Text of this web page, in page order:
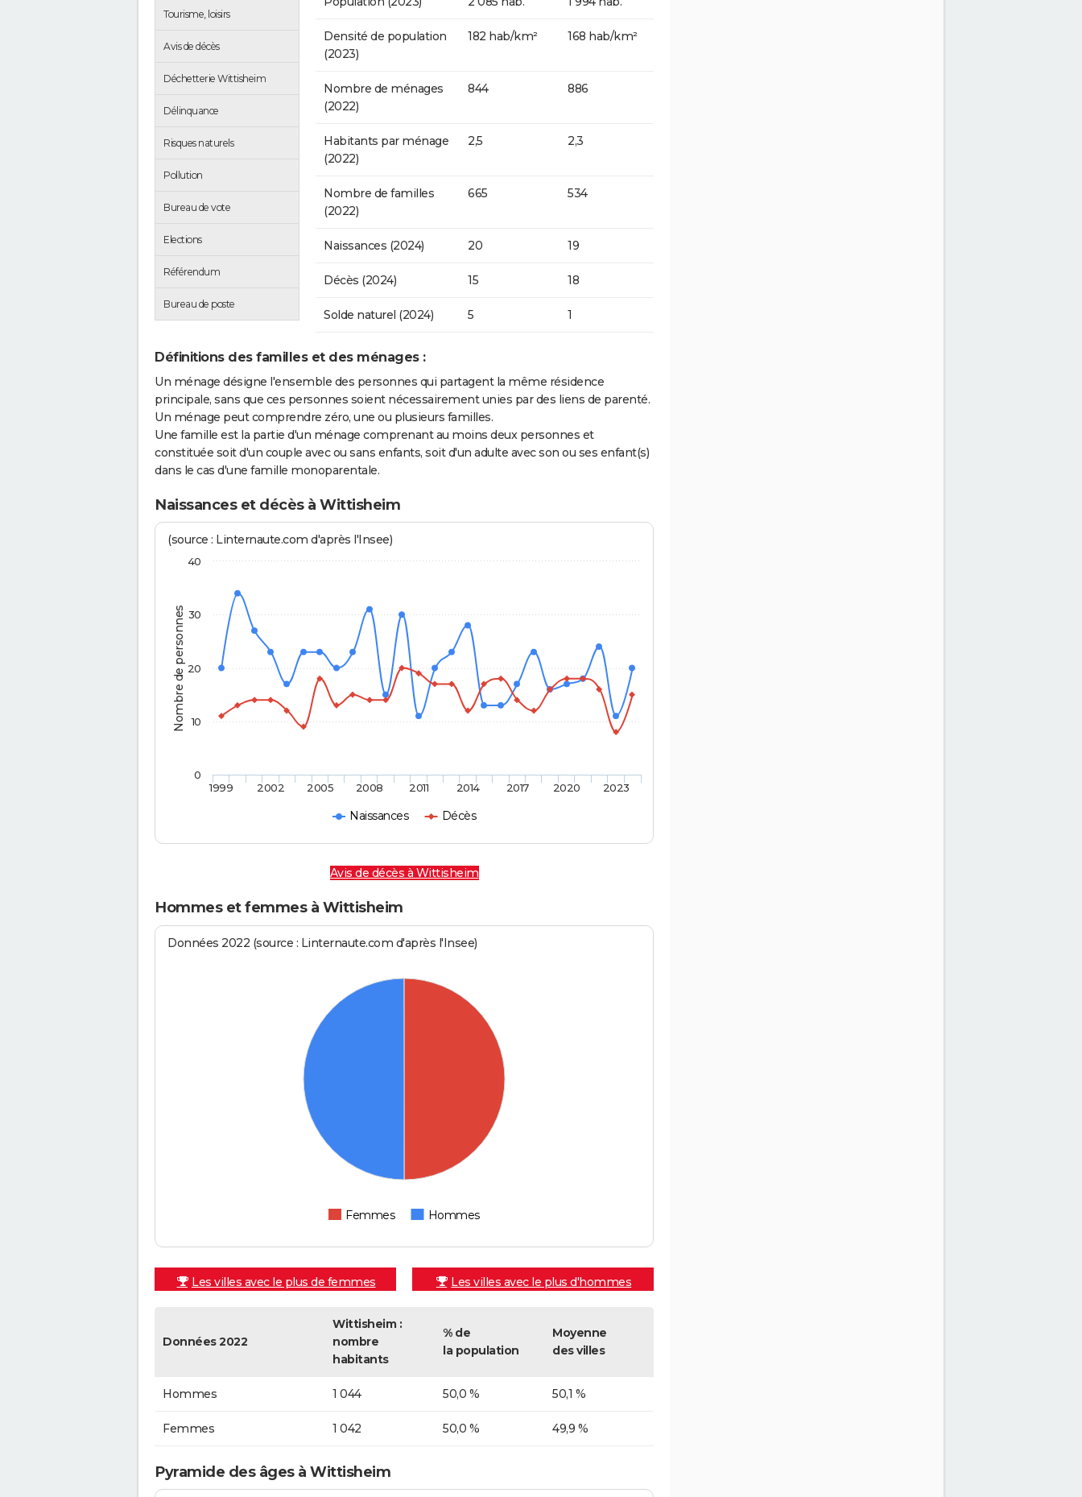
Tourisme, loisirs
Avis de décès
Déchetterie Wittisheim
Délinquance
Risques naturels
Pollution
Bureau de vote
Elections
Référendum
Bureau de poste
Densité de population
(2023)
182 hab/km² 168 hab/km²
Nombre de ménages
(2022)
844 886
Habitants par ménage
(2022)
2,5 2,3
Nombre de familles
(2022)
665 534
Naissances (2024) 20 19
Décès (2024) 15 18
Solde naturel (2024) 5 1
Définitions des familles et des ménages :
Un ménage désigne l'ensemble des personnes qui partagent la même résidence
principale, sans que ces personnes soient nécessairement unies par des liens de parenté.
Un ménage peut comprendre zéro, une ou plusieurs familles.
Une famille est la partie d'un ménage comprenant au moins deux personnes et
constituée soit d'un couple avec ou sans enfants, soit d'un adulte avec son ou ses enfant(s)
dans le cas d'une famille monoparentale.
Naissances et décès à Wittisheim
Nombre de personnes
(source : Linternaute.com d'après l'Insee)
Naissances Décès
1999 2002 2005 2008 2011 2014 2017 2020 2023
0
10
20
30
40
Avis de décès à Wittisheim
Hommes et femmes à Wittisheim
Données 2022 (source : Linternaute.com d'après l'Insee)
Femmes Hommes
Les villes avec le plus de femmes Les villes avec le plus d'hommes
Données 2022
Wittisheim :
nombre
habitants
% de
la population
Moyenne
des villes
Hommes 1 044 50,0 % 50,1 %
Femmes 1 042 50,0 % 49,9 %
Pyramide des âges à Wittisheim